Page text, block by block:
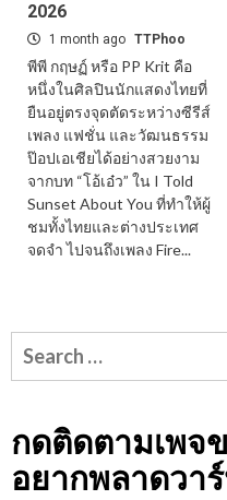
2026
1 month ago TTPhoo
พีพี กฤษฏ์ หรือ PP Krit คือ
หนึ่งในศิลปินนักแสดงไทยที่
ยืนอยู่ตรงจุดตัดระหว่างซีรีส์
เพลง แฟชั่น และวัฒนธรรม
ป๊อปเอเชียได้อย่างสวยงาม
จากบท “โอ้เอ๋ว” ใน I Told
Sunset About You ที่ทำให้ผู้
ชมทั้งไทยและต่างประเทศ
จดจำ ไปจนถึงเพลง Fire...
Search
for:
กดติดตามเพจ
อยากพลาดวา